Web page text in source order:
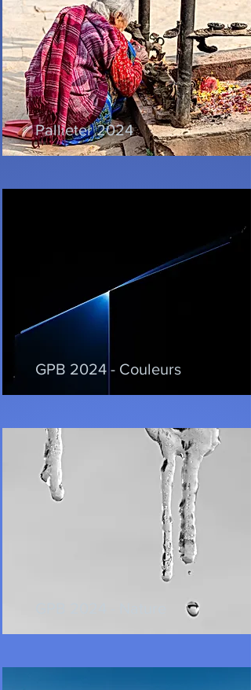
Pallieter 2024
GPB 2024 - Couleurs